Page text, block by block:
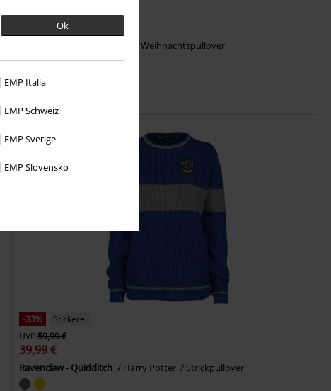
Ok
EMP Italia
EMP Schweiz
EMP Sverige
EMP Slovensko
UVP59,99 €
Weihnachtspullover
-33%
Stickerei
UVP59,99 €
39,99 €
Ravenclaw - Quidditch Harry Potter Strickpullover